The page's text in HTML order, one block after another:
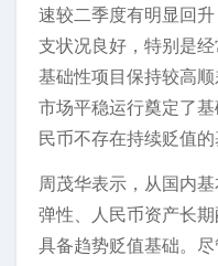
速较二季度有明显回
支状况良好，特别是
基础性项目保持较高
市场平稳运行奠定了
民币不存在持续贬值的
周茂华表示，从国内
弹性、人民币资产长
具备趋势贬值基础。